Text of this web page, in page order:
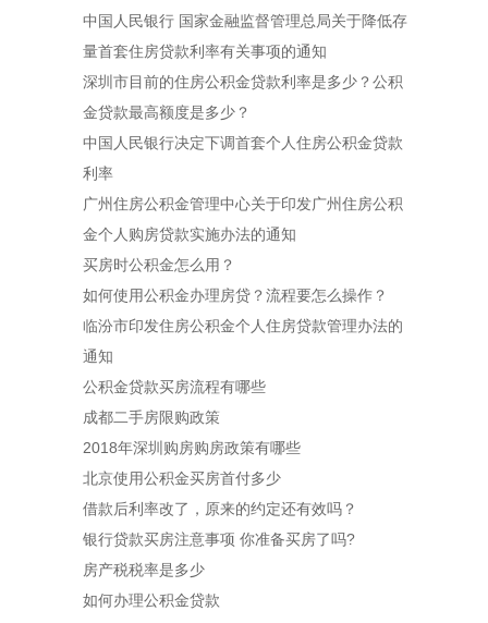
中国人民银行 国家金融监督管理总局关于降低存
量首套住房贷款利率有关事项的通知
深圳市目前的住房公积金贷款利率是多少？公积
金贷款最高额度是多少？
中国人民银行决定下调首套个人住房公积金贷款
利率
广州住房公积金管理中心关于印发广州住房公积
金个人购房贷款实施办法的通知
买房时公积金怎么用？
如何使用公积金办理房贷？流程要怎么操作？
临汾市印发住房公积金个人住房贷款管理办法的
通知
公积金贷款买房流程有哪些
成都二手房限购政策
2018年深圳购房购房政策有哪些
北京使用公积金买房首付多少
借款后利率改了，原来的约定还有效吗？
银行贷款买房注意事项 你准备买房了吗?
房产税税率是多少
如何办理公积金贷款